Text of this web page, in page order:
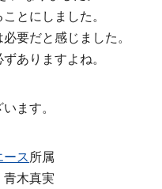
とにしました。
要だと感じました。
ありますよね。
ます。
ス所属
木真実